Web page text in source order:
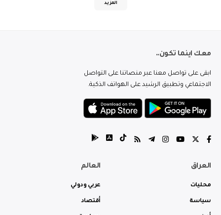
المزيد
معك اينما تكون..
ابقى على تواصل معنا عبر منصاتنا على التواصل
الاجتماعي وتطبيق الرشيد على الهواتف الذكية.
العراق
محليات
سياسة
العالم
عربي ودولي
أقتصاد